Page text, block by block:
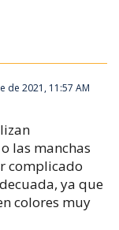
de 2021, 11:57 AM
las manchas
complicado
ya que
colores muy